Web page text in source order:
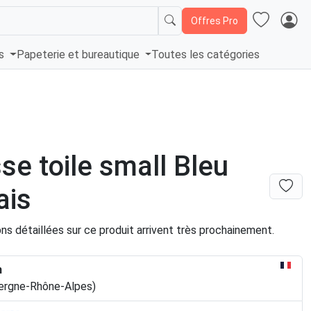
Offres Pro
Papeterie et bureautique Toutes les catégories
toile small Bleu
détaillées sur ce produit arrivent très prochainement.
Rhône-Alpes)